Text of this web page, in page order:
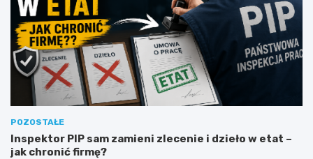
POZOSTAŁE
Inspektor PIP sam zamieni zlecenie i dzieło w etat –
jak chronić firmę?